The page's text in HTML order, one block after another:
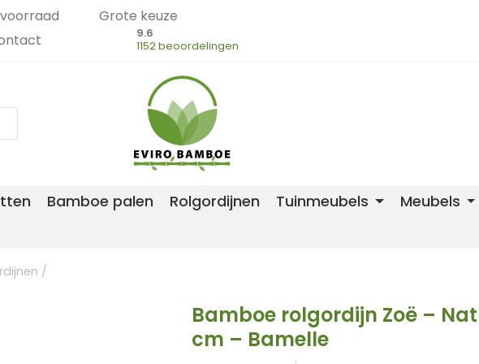
Grote keuze
9.6
1152 beoordelingen
Bamboe palen Rolgordijnen Tuinmeubels Meubels
/
Bamboe rolgordijn Zoë –
cm – Bamelle